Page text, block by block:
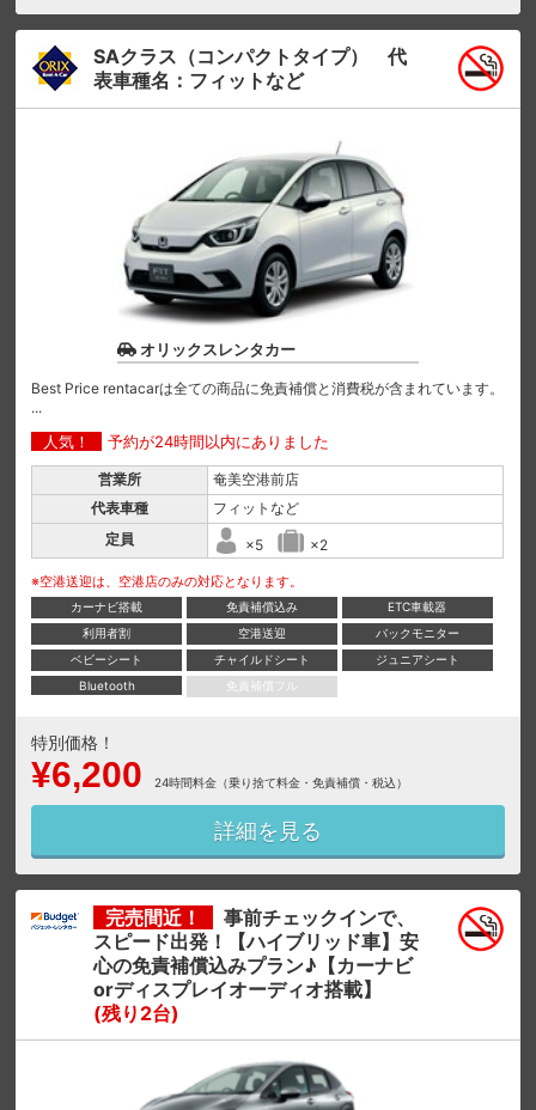
SAクラス（コンパクトタイプ） 代
表車種名：フィットなど
オリックスレンタカー
Best Price rentacarは全ての商品に免責補償と消費税が含まれています。
...
人気！ 予約が24時間以内にありました
営業所
奄美空港前店
代表車種
フィットなど
定員
×5 ×2
※空港送迎は、空港店のみの対応となります。
カーナビ搭載 免責補償込み
ETC車載器
利用者割
空港送迎
バックモニター
ベビーシート
チャイルドシート
ジュニアシート
Bluetooth
免責補償フル
特別価格！
¥6,200 24時間料金（乗り捨て料金・免責補償・税込）
詳細を見る
完売間近！
事前チェックインで、
スピード出発！【ハイブリッド車】安
心の免責補償込みプラン♪【カーナビ
orディスプレイオーディオ搭載】
(残り2台)